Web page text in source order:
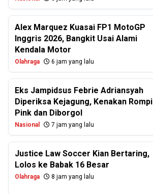
Alex Marquez Kuasai FP1 MotoGP
Inggris 2026, Bangkit Usai Alami
Kendala Motor
Olahraga 6 jam yang lalu
Eks Jampidsus Febrie Adriansyah
Diperiksa Kejagung, Kenakan Rompi
Pink dan Diborgol
Nasional 7 jam yang lalu
Justice Law Soccer Kian Bertaring,
Lolos ke Babak 16 Besar
Olahraga 8 jam yang lalu